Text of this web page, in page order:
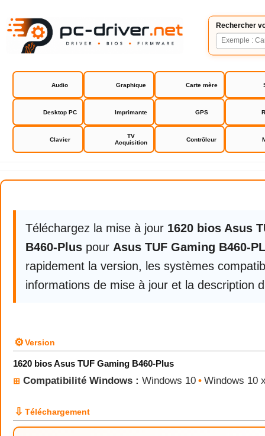
Rechercher
Audio Graphique Carte mère
Desktop PC Imprimante GPS
Clavier
TV
Acquisition
Contrôleur
Asus TUF Gaming B460-PLUS
Téléchargez la mise à jour 1620 bios Asus
B460-Plus pour Asus TUF Gaming B460-
rapidement la version, les systèmes
informations de mise à jour et la description
⚙Version
1620 bios Asus TUF Gaming B460-Plus
⊞ Compatibilité Windows : Windows 10 • Windows 10
⇩ Téléchargement